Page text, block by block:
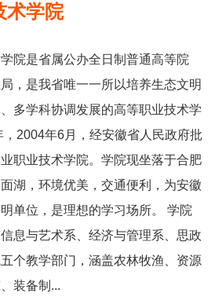
术学院
院是省属公办全日制普通高等院
，是我省唯一一所以培养生态文明
多学科协调发展的高等职业技术学
2004年6月，经安徽省人民政府批
职业技术学院。学院现坐落于合肥
湖，环境优美，交通便利，为安徽
单位，是理想的学习场所。 学院
息与艺术系、经济与管理系、思政
个教学部门，涵盖农林牧渔、资源
装备制...